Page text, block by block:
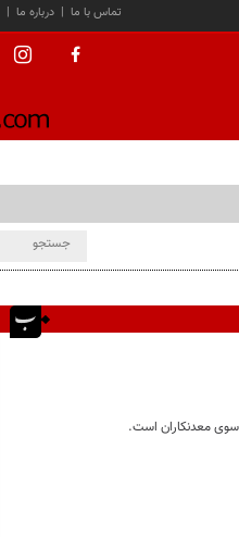
| درباره ما | تماس با ما
سوی معدنکاران است.